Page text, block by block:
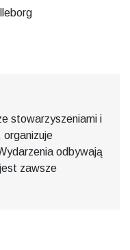
stowarzyszeniami i
organizuje
odbywają
zawsze